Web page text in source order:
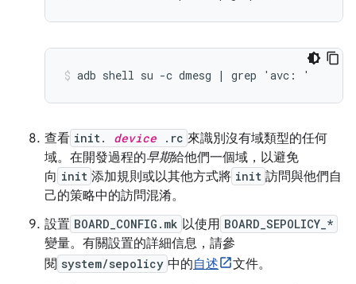
查看 init. device .rc 來識別沒有域類型的任何
域。在開發過程的早期給他們一個域，以避免
向 init 添加規則或以其他方式將 init 訪問與他們自
己的策略中的訪問混淆。
設置 BOARD_CONFIG.mk 以使用 BOARD_SEPOLICY_*
變量。有關設置的詳細信息，請參
閱 system/sepolicy 中的自述
文件。